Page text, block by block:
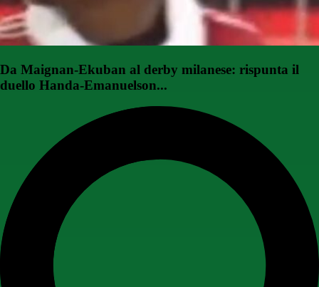
Da Maignan-Ekuban al derby milanese: rispunta il
duello Handa-Emanuelson...